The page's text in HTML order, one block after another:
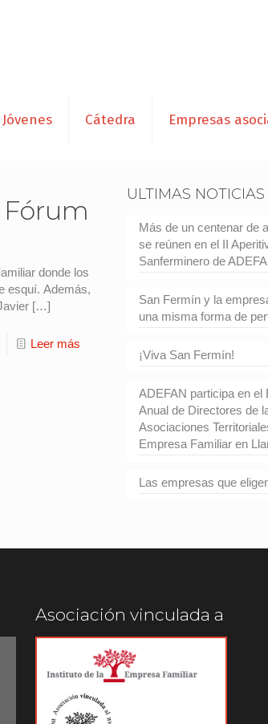
Cátedra Empresas
donde los
esquí. Además,
[…]
Leer más
ULTIMAS NOTICIAS
Más de un centenar de
se reúnen en el II
Sanferminero de
San Fermín y la
una misma forma de
¡Viva San Fermín!
ADEFAN participa en el
Anual de Directores de
Asociaciones
Empresa Familiar en
Las empresas que
Asociación vinculada a